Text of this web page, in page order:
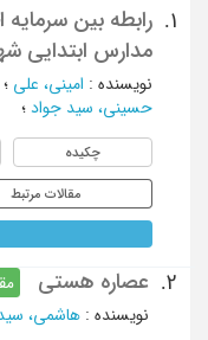
1.
رابطه بین
مدارس ابتدایی
نویسنده : امینی، علی ؛
حسینی، سید جواد ؛
چکیده
مقالات مرتبط
2. عصاره هستی
نویسنده : هاشمی، سید